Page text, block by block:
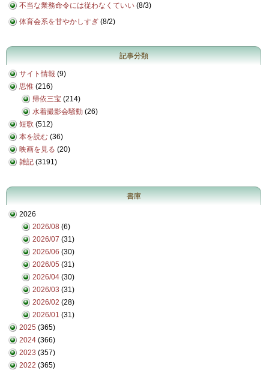
不当な業務命令には従わなくていい (8/3)
体育会系を甘やかしすぎ (8/2)
記事分類
サイト情報 (9)
思惟 (216)
帰依三宝 (214)
水着撮影会騒動 (26)
短歌 (512)
本を読む (36)
映画を見る (20)
雑記 (3191)
書庫
2026
2026/08 (6)
2026/07 (31)
2026/06 (30)
2026/05 (31)
2026/04 (30)
2026/03 (31)
2026/02 (28)
2026/01 (31)
2025 (365)
2024 (366)
2023 (357)
2022 (365)